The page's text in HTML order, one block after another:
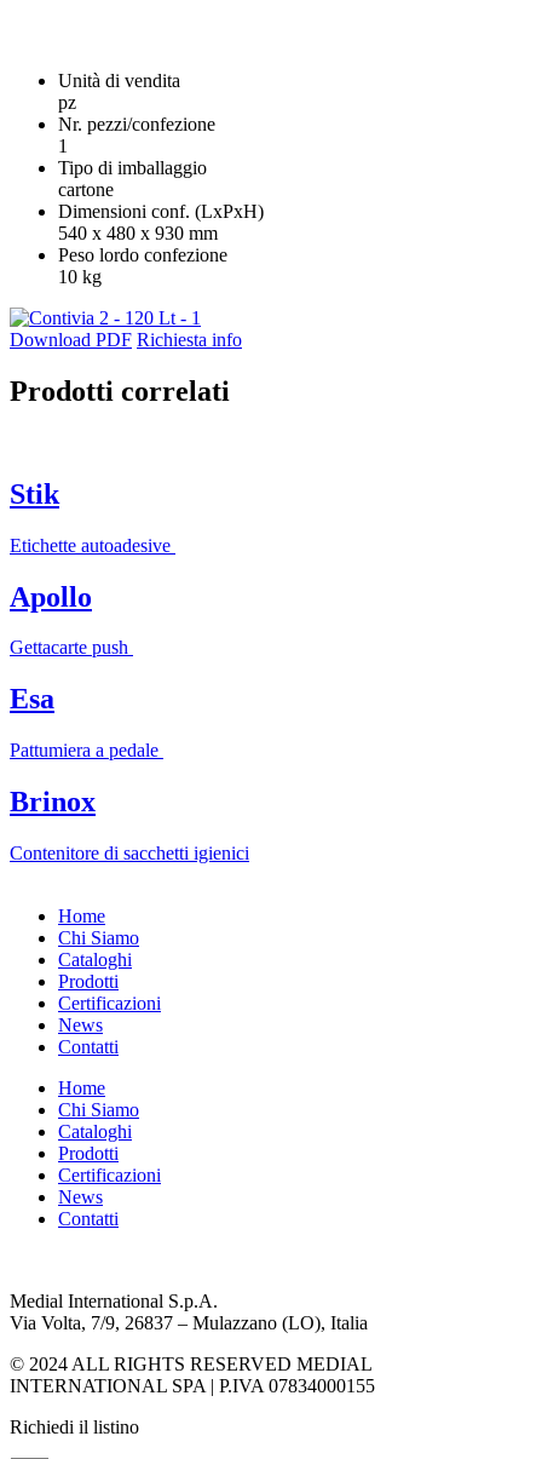
Unità di vendita
pz
Nr. pezzi/confezione
1
Tipo di imballaggio
cartone
Dimensioni conf. (LxPxH)
540 x 480 x 930 mm
Peso lordo confezione
10 kg
Download PDF Richiesta info
Prodotti correlati
Stik
Etichette autoadesive
Apollo
Gettacarte push
Esa
Pattumiera a pedale
Brinox
Contenitore di sacchetti igienici
Home
Chi Siamo
Cataloghi
Prodotti
Certificazioni
News
Contatti
Home
Chi Siamo
Cataloghi
Prodotti
Certificazioni
News
Contatti
Medial International S.p.A.
Via Volta, 7/9, 26837 – Mulazzano (LO), Italia
© 2024 ALL RIGHTS RESERVED MEDIAL
INTERNATIONAL SPA | P.IVA 07834000155
Richiedi il listino